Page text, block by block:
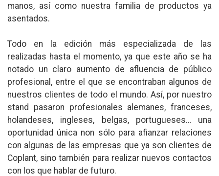
manos, así como nuestra familia de productos ya
asentados.
Todo en la edición más especializada de las
realizadas hasta el momento, ya que este año se ha
notado un claro aumento de afluencia de público
profesional, entre el que se encontraban algunos de
nuestros clientes de todo el mundo. Así, por nuestro
stand pasaron profesionales alemanes, franceses,
holandeses, ingleses, belgas, portugueses… una
oportunidad única non sólo para afianzar relaciones
con algunas de las empresas que ya son clientes de
Coplant, sino también para realizar nuevos contactos
con los que hablar de futuro.